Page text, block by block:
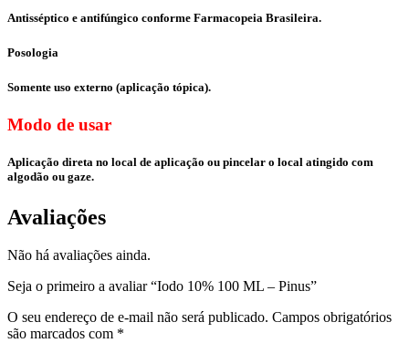
Antisséptico e antifúngico conforme Farmacopeia Brasileira.
Posologia
Somente uso externo (aplicação tópica).
Modo de usar
Aplicação direta no local de aplicação ou pincelar o local atingido com
algodão ou gaze.
Avaliações
Não há avaliações ainda.
Seja o primeiro a avaliar “Iodo 10% 100 ML – Pinus”
O seu endereço de e-mail não será publicado. Campos obrigatórios
são marcados com *